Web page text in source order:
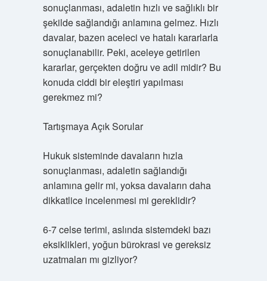
sonuçlanması, adaletin hızlı ve sağlıklı bir
şekilde sağlandığı anlamına gelmez. Hızlı
davalar, bazen aceleci ve hatalı kararlarla
sonuçlanabilir. Peki, aceleye getirilen
kararlar, gerçekten doğru ve adil midir? Bu
konuda ciddi bir eleştiri yapılması
gerekmez mi?
Tartışmaya Açık Sorular
Hukuk sisteminde davaların hızla
sonuçlanması, adaletin sağlandığı
anlamına gelir mi, yoksa davaların daha
dikkatlice incelenmesi mi gereklidir?
6-7 celse terimi, aslında sistemdeki bazı
eksiklikleri, yoğun bürokrasi ve gereksiz
uzatmaları mı gizliyor?